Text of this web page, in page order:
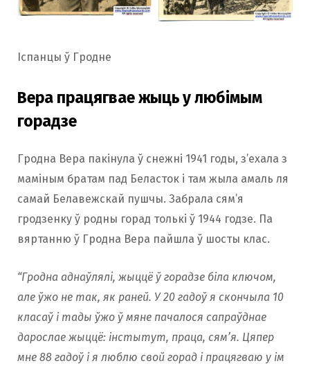
Іспанцы ў Гродне
Вера працягвае жыць у любімым
горадзе
Гродна Вера пакінула ў снежні 1941 годы, з’ехала з
маміным братам пад Беласток і там жыла амаль ля
самай Белавежскай пушчы. Забрала сям’я
гродзенку ў родны горад толькі ў 1944 годзе. Па
вяртанню ў Гродна Вера пайшла ў шосты клас.
“Гродна аднаўлялi, жыццё ў горадзе біла ключом,
але ўжо не так, як раней. У 20 гадоў я скончыла 10
класаў і тады ўжо ў мяне пачалося сапраўднае
дарослае жыццё: інстытут, праца, сям’я. Цяпер
мне 88 гадоў і я люблю свой горад і працягваю у ім